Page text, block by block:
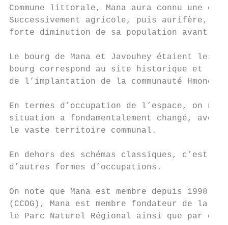
Commune littorale, Mana aura connu une
Successivement agricole, puis aurifère,
forte diminution de sa population avant de
Le bourg de Mana et Javouhey étaient les
bourg correspond au site historique et
de l’implantation de la communauté
En termes d’occupation de l’espace, on
situation a fondamentalement changé,
le vaste territoire communal.
En dehors des schémas classiques, c’est
d’autres formes d’occupations.
On note que Mana est membre depuis 1998 de
(CCOG), Mana est membre fondateur de la
le Parc Naturel Régional ainsi que par de